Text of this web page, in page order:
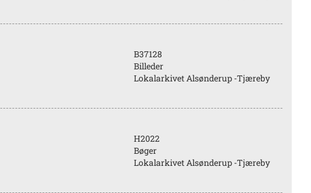
B37128
Billeder
Lokalarkivet Alsønderup -Tjæreby
H2022
Bøger
Lokalarkivet Alsønderup -Tjæreby